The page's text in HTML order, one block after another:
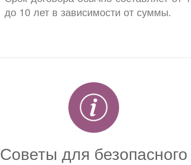
до 10 лет в зависимости от суммы.
Советы для безопасного